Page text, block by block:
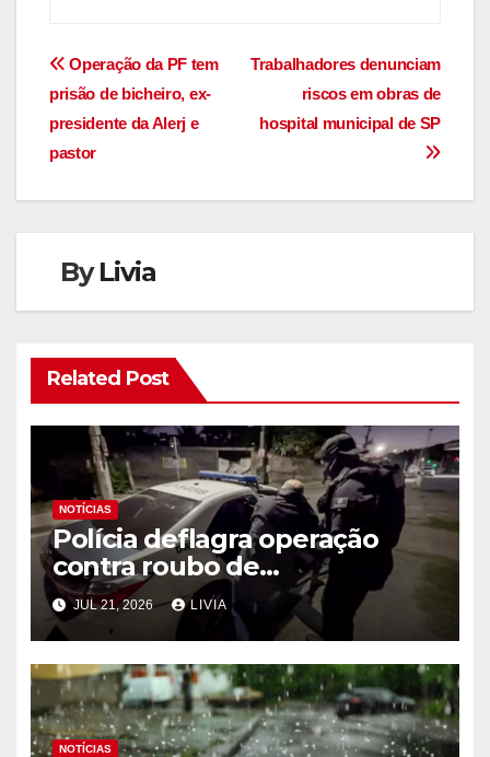
Navegação
de
Post
Trabalhadores denunciam
riscos em obras de
hospital municipal de SP
Operação da PF tem
prisão de bicheiro, ex-
presidente da Alerj e
pastor
ByLivia
Related Post
NOTÍCIAS
Polícia deflagra operação
contra roubo de
medicamentos oncológicos
JUL 21, 2026 LIVIA
NOTÍCIAS